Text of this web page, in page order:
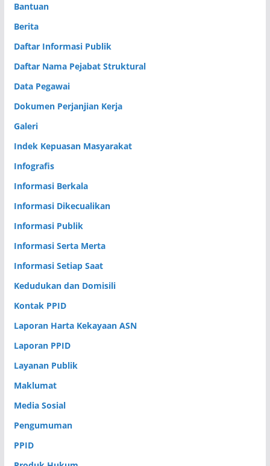
Bantuan
Berita
Daftar Informasi Publik
Daftar Nama Pejabat Struktural
Data Pegawai
Dokumen Perjanjian Kerja
Galeri
Indek Kepuasan Masyarakat
Infografis
Informasi Berkala
Informasi Dikecualikan
Informasi Publik
Informasi Serta Merta
Informasi Setiap Saat
Kedudukan dan Domisili
Kontak PPID
Laporan Harta Kekayaan ASN
Laporan PPID
Layanan Publik
Maklumat
Media Sosial
Pengumuman
PPID